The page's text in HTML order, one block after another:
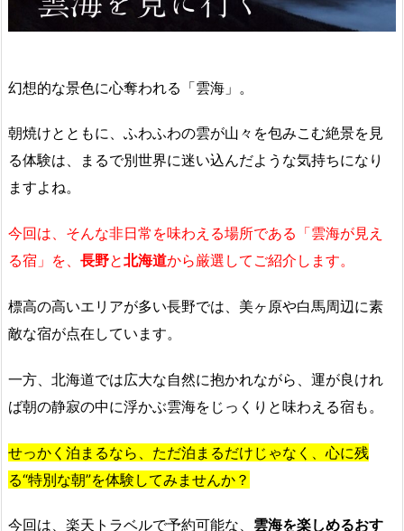
幻想的な景色に心奪われる「雲海」。
朝焼けとともに、ふわふわの雲が山々を包みこむ絶景を見
る体験は、まるで別世界に迷い込んだような気持ちになり
ますよね。
今回は、そんな非日常を味わえる場所である「雲海が見え
る宿」を、 長野と北海道から厳選してご紹介します。
標高の高いエリアが多い長野では、美ヶ原や白馬周辺に素
敵な宿が点在しています。
一方、北海道では広大な自然に抱かれながら、運が良けれ
ば朝の静寂の中に浮かぶ雲海をじっくりと味わえる宿も。
せっかく泊まるなら、ただ泊まるだけじゃなく、心に残
る“特別な朝”を体験してみませんか？
今回は、楽天トラベルで予約可能な、 雲海を楽しめるおす